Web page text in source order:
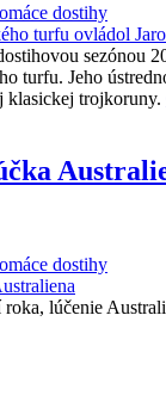
dostihy
sezónou
turfu. Jeho
klasickej trojkoruny.
dostihy
lúčenie